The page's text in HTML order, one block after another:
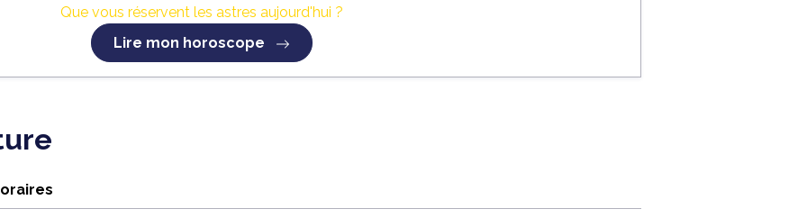
Que vous réservent les astres aujourd'hui ?
Lire mon horoscope